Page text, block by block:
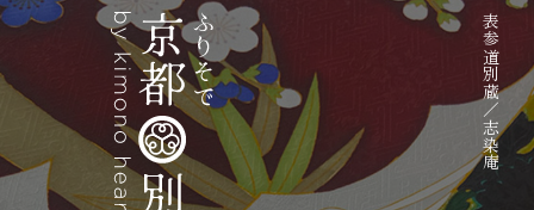
表参道別蔵／志染庵